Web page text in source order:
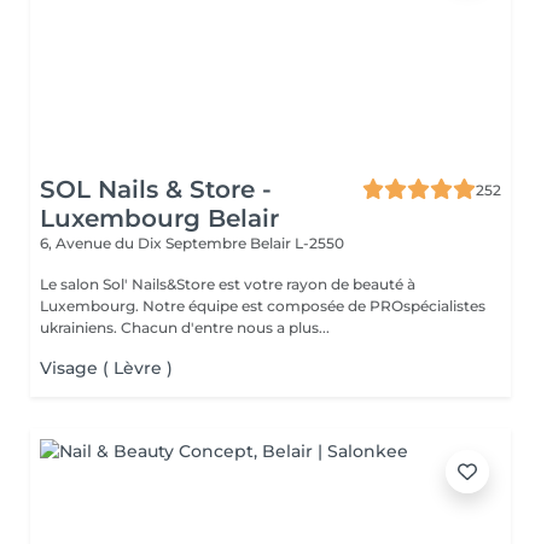
SOL Nails & Store -
Luxembourg Belair
252
6, Avenue du Dix Septembre Belair L-2550
Le salon Sol' Nails&Store est votre rayon de beauté à
Luxembourg. Notre équipe est composée de PROspécialistes
ukrainiens. Chacun d'entre nous a plus...
Visage ( Lèvre )